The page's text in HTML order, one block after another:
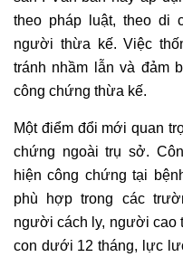
theo pháp luật, theo di
người thừa kế. Việc
tránh nhầm lẫn và đảm
công chứng thừa kế.
Một điểm đổi mới quan
chứng ngoài trụ sở.
hiện công chứng tại
phù hợp trong các
người cách ly, người cao
con dưới 12 tháng, lực